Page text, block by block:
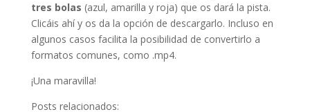
tres bolas (azul, amarilla y roja) que os dará la pista.
Clicáis ahí y os da la opción de descargarlo. Incluso en
algunos casos facilita la posibilidad de convertirlo a
formatos comunes, como .mp4.
¡Una maravilla!
Posts relacionados: